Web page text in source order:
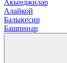
Акынджилар
Алайкой
Балыкесир
Башпинар